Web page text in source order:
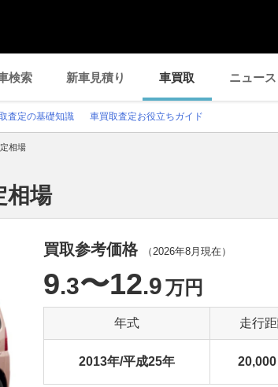
検索 新車見積り 車買取 ニュース
査定の基礎知識 車買取査定お役立ちガイド
相場
相場
買取参考価格 （2026年8月 現在）
9.3〜12.9万円
年式 走行
2013年/平成25年 20,000